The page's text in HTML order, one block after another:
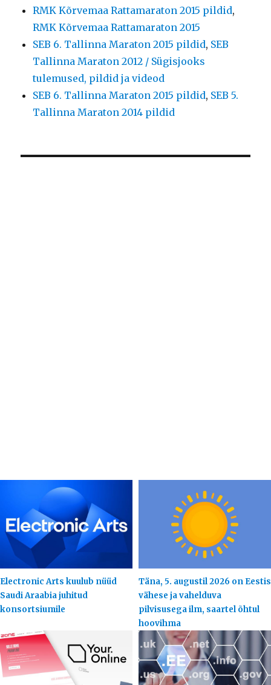
RMK Kõrvemaa Rattamaraton 2015 pildid,
RMK Kõrvemaa Rattamaraton 2015
SEB 6. Tallinna Maraton 2015 pildid, SEB
Tallinna Maraton 2012 / Sügisjooks
tulemused, pildid ja videod
SEB 6. Tallinna Maraton 2015 pildid, SEB 5.
Tallinna Maraton 2014 pildid
Electronic Arts kuulub nüüd
Saudi Araabia juhitud
konsortsiumile
Täna, 5. augustil 2026 on Eestis
vähese ja vahelduva
pilvisusega ilm, saartel õhtul
hoovihma